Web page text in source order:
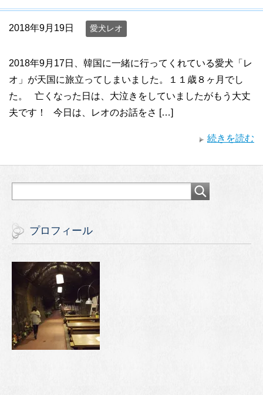
2018年9月19日 愛犬レオ
2018年9月17日、韓国に一緒に行ってくれている愛犬「レ
オ」が天国に旅立ってしまいました。１１歳８ヶ月でし
た。 亡くなった日は、大泣きをしていましたがもう大丈
夫です！ 今日は、レオのお話をさ […]
続きを読む
プロフィール